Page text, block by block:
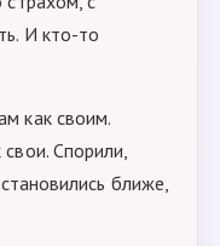
И кто-то
как своим.
Спорили,
ближе,